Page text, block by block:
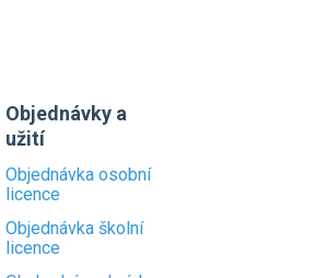
Objednávky a
užití
Objednávka osobní
licence
Objednávka školní
licence